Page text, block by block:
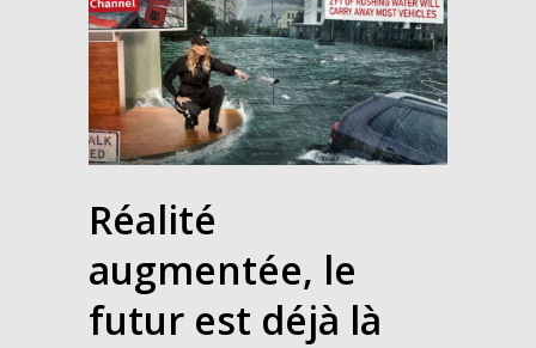
Réalité
augmentée, le
futur est déjà là